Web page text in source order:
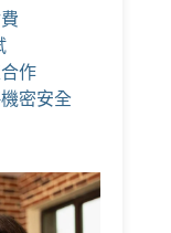
作
密安全